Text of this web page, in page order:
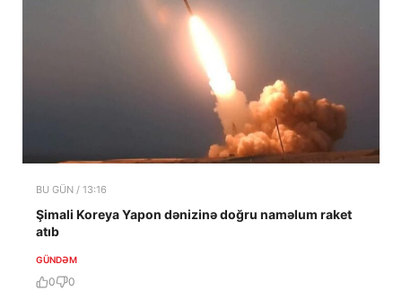
BU GÜN / 13:16
Şimali Koreya Yapon dənizinə doğru naməlum raket
atıb
GÜNDƏM
0 0